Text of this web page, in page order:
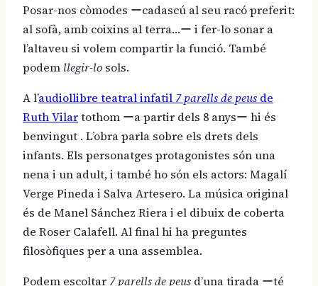
Posar-nos còmodes ーcadascú al seu racó preferit:
al sofà, amb coixins al terra…ー i fer-lo sonar a
l’altaveu si volem compartir la funció. També
podem llegir-lo sols.
A l’audiollibre teatral infatil 7 parells de peus de
Ruth Vilartothom ーa partir dels 8 anysー hi és
benvingut . L’obra parla sobre els drets dels
infants. Els personatges protagonistes són una
nena i un adult, i també ho són els actors: Magalí
Verge Pineda i Salva Artesero. La música original
és de Manel Sánchez Riera i el dibuix de coberta
de Roser Calafell. Al final hi ha preguntes
filosòfiques per a una assemblea.
Podem escoltar 7 parells de peus d’una tirada ーté